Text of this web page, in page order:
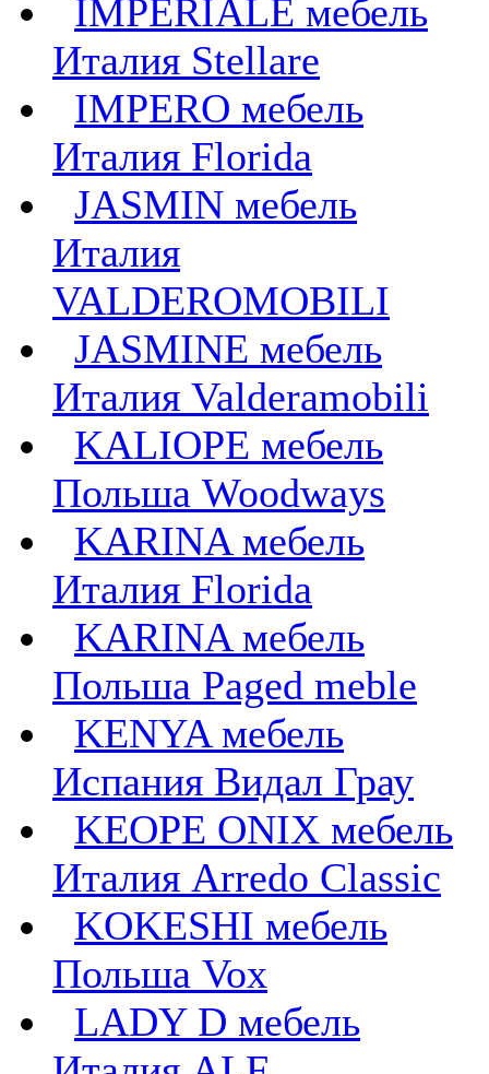
IMPERIALE мебель
Италия Stellare
IMPERO мебель
Италия Florida
JASMIN мебель
Италия
VALDEROMOBILI
JASMINE мебель
Италия Valderamobili
KALIOPE мебель
Польша Woodways
KARINA мебель
Италия Florida
KARINA мебель
Польша Paged meble
KENYA мебель
Испания Видал Грау
KEOPE ONIX мебель
Италия Arredo Classic
KOKESHI мебель
Польша Vox
LADY D мебель